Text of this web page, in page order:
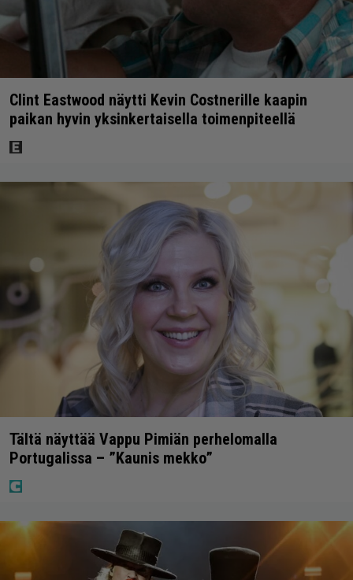
Clint Eastwood näytti Kevin Costnerille kaapin
paikan hyvin yksinkertaisella toimenpiteellä
Tältä näyttää Vappu Pimiän perhelomalla
Portugalissa – ”Kaunis mekko”